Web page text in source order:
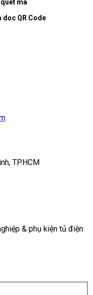
quét mã
doc QR Code
TP.HCM
& phụ kiện tủ điện